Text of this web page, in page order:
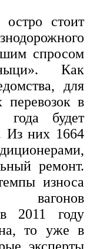
стоит
спросом
Как
для
перевозок в
года будет
Из них 1664
ремонт.
износа
2011 году
то уже в